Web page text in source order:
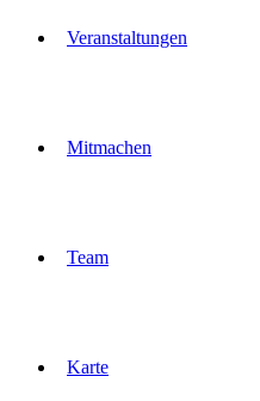
Veranstaltungen
Mitmachen
Team
Karte